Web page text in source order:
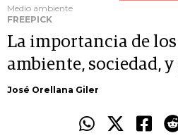
Medio ambiente
FREEPICK
La importancia de
ambiente, sociedad,
José Orellana Giler